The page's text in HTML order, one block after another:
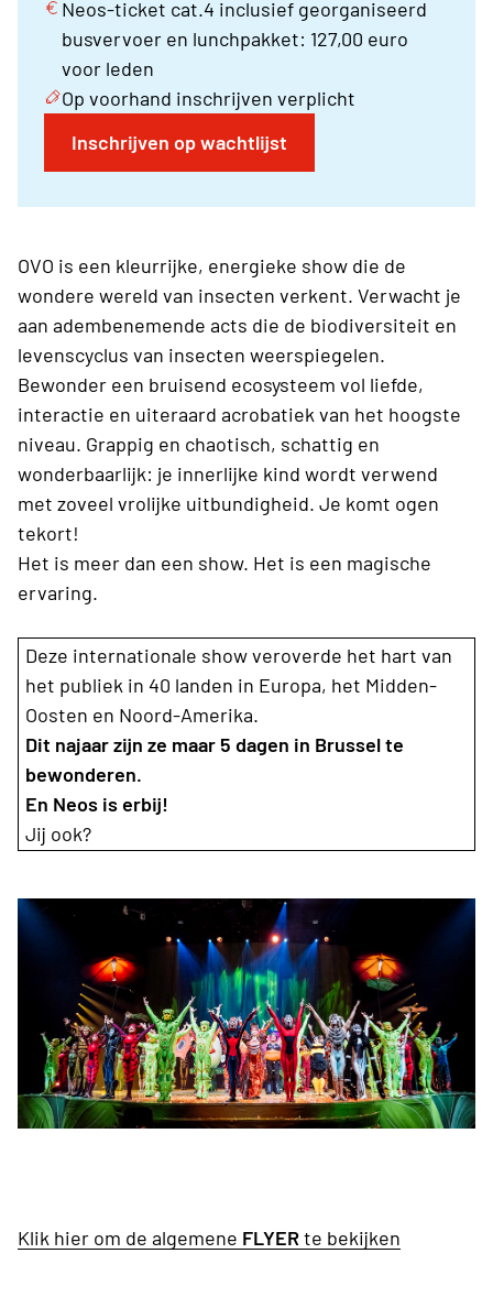
Neos-ticket cat.4 inclusief georganiseerd
busvervoer en lunchpakket: 127,00 euro
voor leden
Op voorhand inschrijven verplicht
Inschrijven op wachtlijst
OVO is een kleurrijke, energieke show die de
wondere wereld van insecten verkent. Verwacht je
aan adembenemende acts die de biodiversiteit en
levenscyclus van insecten weerspiegelen.
Bewonder een bruisend ecosysteem vol liefde,
interactie en uiteraard acrobatiek van het hoogste
niveau. Grappig en chaotisch, schattig en
wonderbaarlijk: je innerlijke kind wordt verwend
met zoveel vrolijke uitbundigheid. Je komt ogen
tekort!
Het is meer dan een show. Het is een magische
ervaring.
Deze internationale show veroverde het hart van
het publiek in 40 landen in Europa, het Midden-
Oosten en Noord-Amerika.
Dit najaar zijn ze maar 5 dagen in Brussel te
bewonderen.
En Neos is erbij!
Jij ook?
Klik hier om de algemene FLYERte bekijken